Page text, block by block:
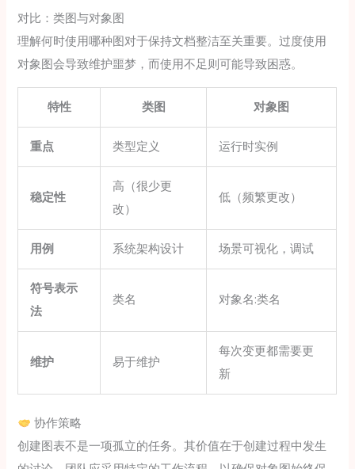
对比：类图与对象图
理解何时使用哪种图对于保持文档整洁至关重要。过度使用
对象图会导致维护噩梦，而使用不足则可能导致困惑。
特性 类图 对象图
重点 类型定义 运行时实例
稳定性
高（很少更
改）
低（频繁更改）
用例 系统架构设计 场景可视化，调试
符号表示
法
类名 对象名:类名
维护 易于维护
每次变更都需要更
新
协作策略
创建图表不是一项孤立的任务。其价值在于创建过程中发生